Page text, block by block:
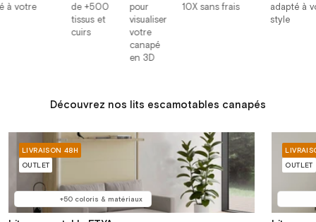
de +500
tissus et
cuirs
pour
visualiser
votre
canapé
en 3D
10X sans frais
adapté à
style
Découvrez nos lits escamotables canapés
+50 coloris & matériaux
LIVRAISON 48H
OUTLET
OUTLET